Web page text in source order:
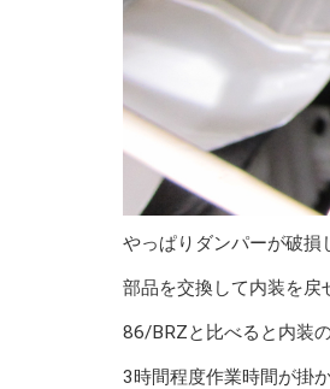
やっぱりダンパーが破損
部品を交換して内装を戻
86/BRZと比べると内装
3時間程度作業時間が掛